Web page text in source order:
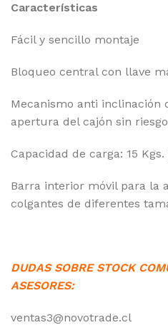
Características
Fácil y sencillo montaje
Bloqueo central con llave
Mecanismo anti inclinación
apertura del cajón sin
Capacidad de carga: 15
Barra interior móvil para la
colgantes de diferentes
DUDAS SOBRE STOCK
ASESORES:
ventas3@novotrade.cl